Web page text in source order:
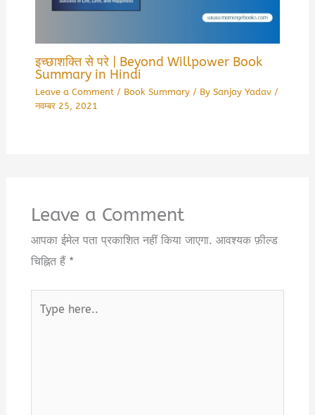
इच्छाशक्ति से परे | Beyond Willpower Book
Summary in Hindi
Leave a Comment / Book Summary/ By Sanjay Yadav /
नवम्बर 25, 2021
Leave a Comment
आपका ईमेल पता प्रकाशित नहीं किया जाएगा. आवश्यक फ़ील्ड
चिह्नित हैं *
here..